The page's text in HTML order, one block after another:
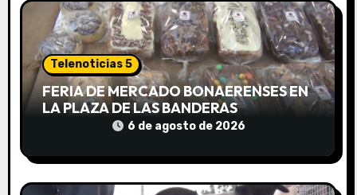
r
a
d
a
Telenoticias 5
FERIA DE MERCADO BONAERENSES EN
LA PLAZA DE LAS BANDERAS
6 de agosto de 2026